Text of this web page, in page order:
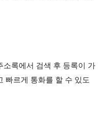
소록에서 검색 후 등록이 가
빠르게 통화를 할 수 있도